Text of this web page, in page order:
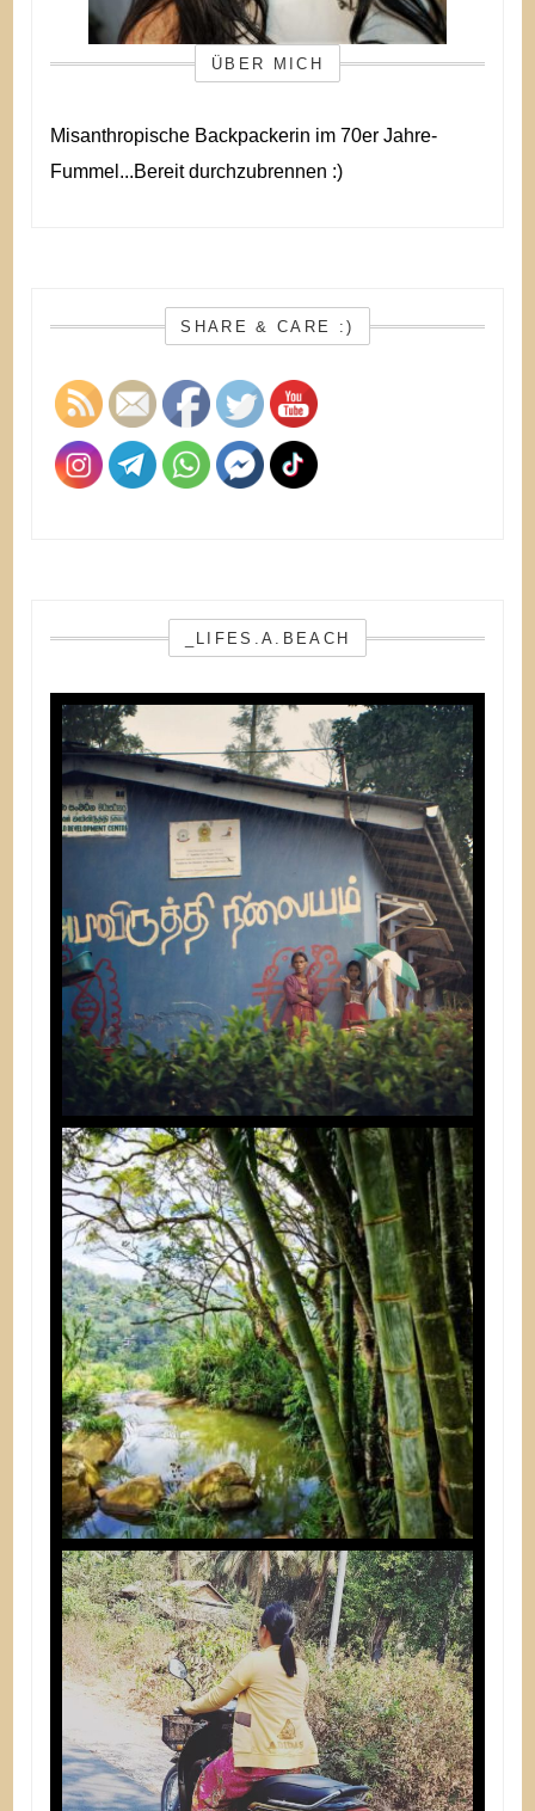
ÜBER MICH
Misanthropische Backpackerin im 70er Jahre-
Fummel...Bereit durchzubrennen :)
SHARE & CARE :)
_LIFES.A.BEACH